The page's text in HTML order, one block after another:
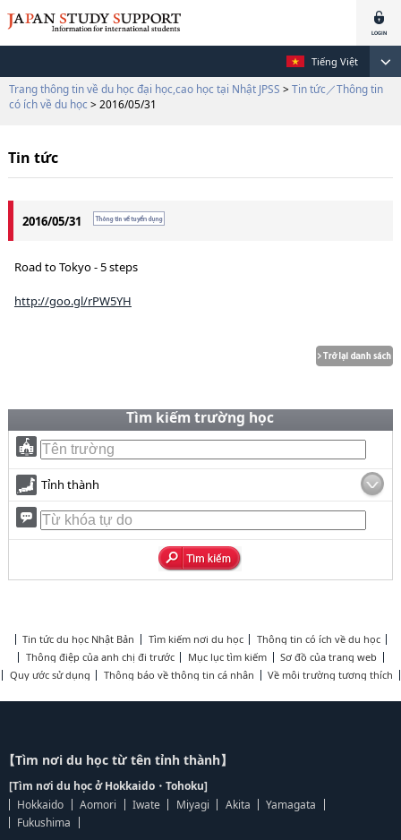
Tiếng Việt
Trang thông tin về du học đại học,cao học tại Nhật JPSS > Tin tức／Thông tin
có ích về du học > 2016/05/31
Tin tức
2016/05/31
Road to Tokyo - 5 steps
http://goo.gl/rPW5YH
Tìm kiếm trường học
Tỉnh thành
Tin tức du học Nhật Bản Tìm kiếm nơi du học
Thông tin có ích về du học
Thông điệp của anh chị đi trước
Mục lục tìm kiếm
Sơ đồ của trang web
Quy ước sử dụng
Thông báo về thông tin cá nhân Về môi trường tương thích
【Tìm nơi du học từ tên tỉnh thành】
[Tìm nơi du học ở Hokkaido・Tohoku]
Hokkaido
Aomori Iwate Miyagi Akita
Yamagata
Fukushima